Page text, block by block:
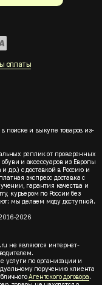
оплаты
и выкупе товаров из-
реплик от проверенных
и аксессуаров из Европы
др.) с доставкой в Россию и
экспресс доставка с
гарантия качества и
курьером по России без
мы делаем моду доступной.
2026
не являются интернет-
услуги по организации и
поручению клиента
Агентского договора.